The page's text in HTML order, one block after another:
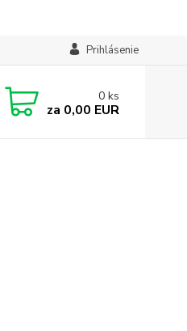
Prihlásenie
0 ks
za 0,00 EUR